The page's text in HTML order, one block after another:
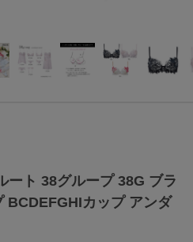
ート 38グループ 38G ブラ
BCDEFGHIカップ アンダ